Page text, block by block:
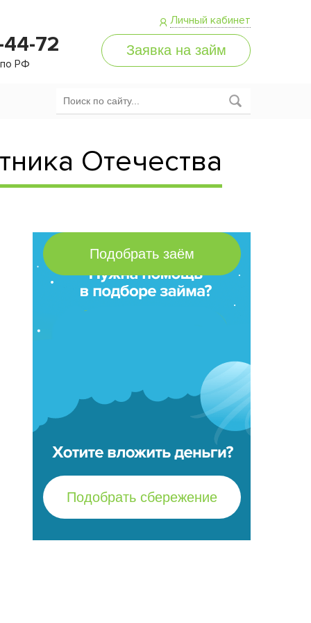
72
РФ
Личный кабинет
Отечества